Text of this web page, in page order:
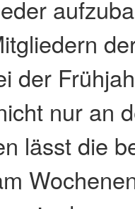
der
nur an
lässt die